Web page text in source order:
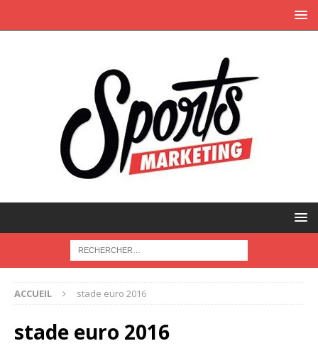
ACCUEIL stade euro 2016
stade euro 2016